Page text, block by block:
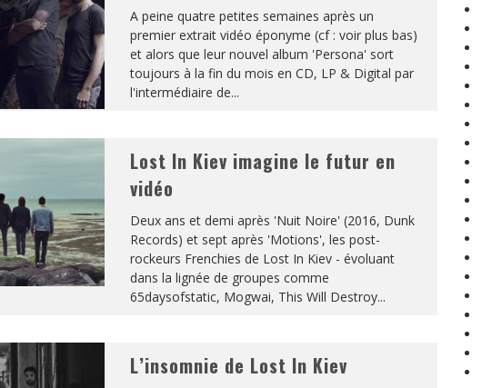
A peine quatre petites semaines après un
premier extrait vidéo éponyme (cf : voir plus bas)
et alors que leur nouvel album 'Persona' sort
toujours à la fin du mois en CD, LP & Digital par
l'intermédiaire de...
Lost In Kiev imagine le futur en
vidéo
Deux ans et demi après 'Nuit Noire' (2016, Dunk
Records) et sept après 'Motions', les post-
rockeurs Frenchies de Lost In Kiev - évoluant
dans la lignée de groupes comme
65daysofstatic, Mogwai, This Will Destroy...
L’insomnie de Lost In Kiev